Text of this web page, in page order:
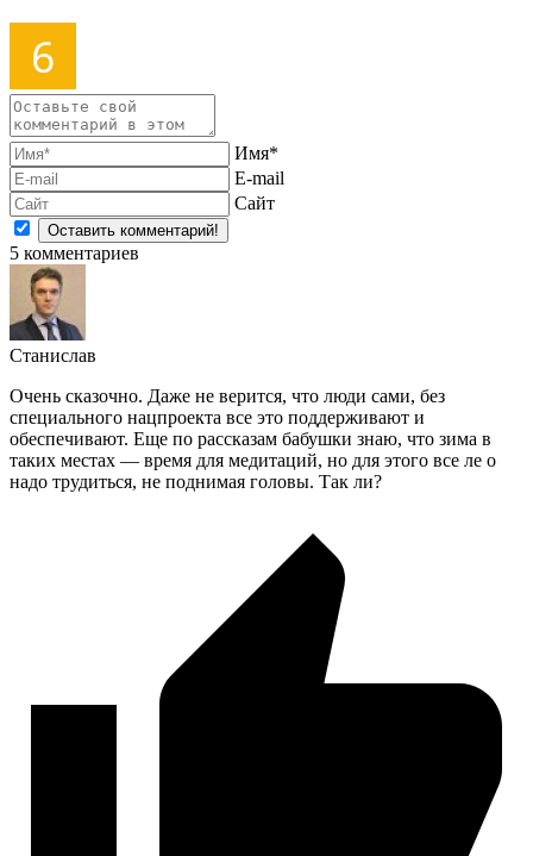
Имя*
E-mail
Сайт
5 комментариев
Станислав
Очень сказочно. Даже не верится, что люди сами, без
специального нацпроекта все это поддерживают и
обеспечивают. Еще по рассказам бабушки знаю, что зима в
таких местах — время для медитаций, но для этого все ле о
надо трудиться, не поднимая головы. Так ли?